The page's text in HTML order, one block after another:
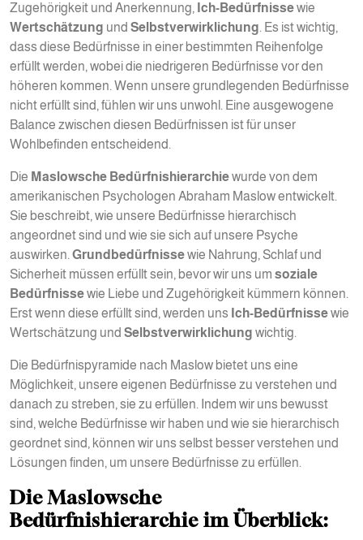
Zugehörigkeit und Anerkennung, Ich-Bedürfnissewie
Wertschätzung und Selbstverwirklichung. Es ist wichtig,
dass diese Bedürfnisse in einer bestimmten Reihenfolge
erfüllt werden, wobei die niedrigeren Bedürfnisse vor den
höheren kommen. Wenn unsere grundlegenden Bedürfnisse
nicht erfüllt sind, fühlen wir uns unwohl. Eine ausgewogene
Balance zwischen diesen Bedürfnissen ist für unser
Wohlbefinden entscheidend.
Die Maslowsche Bedürfnishierarchiewurde von dem
amerikanischen Psychologen Abraham Maslow entwickelt.
Sie beschreibt, wie unsere Bedürfnisse hierarchisch
angeordnet sind und wie sie sich auf unsere Psyche
auswirken. Grundbedürfnissewie Nahrung, Schlaf und
Sicherheit müssen erfüllt sein, bevor wir uns um soziale
Bedürfnissewie Liebe und Zugehörigkeit kümmern können.
Erst wenn diese erfüllt sind, werden uns Ich-Bedürfnissewie
Wertschätzung und Selbstverwirklichung wichtig.
Die Bedürfnispyramide nach Maslow bietet uns eine
Möglichkeit, unsere eigenen Bedürfnisse zu verstehen und
danach zu streben, sie zu erfüllen. Indem wir uns bewusst
sind, welche Bedürfnisse wir haben und wie sie hierarchisch
geordnet sind, können wir uns selbst besser verstehen und
Lösungen finden, um unsere Bedürfnisse zu erfüllen.
Die Maslowsche
Bedürfnishierarchie im Überblick: